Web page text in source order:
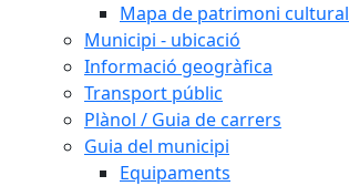
Mapa de patrimoni cultural
Municipi - ubicació
Informació geogràfica
Transport públic
Plànol / Guia de carrers
Guia del municipi
Equipaments